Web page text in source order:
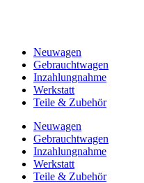
Neuwagen
Gebrauchtwagen
Inzahlungnahme
Werkstatt
Teile & Zubehör
Neuwagen
Gebrauchtwagen
Inzahlungnahme
Werkstatt
Teile & Zubehör